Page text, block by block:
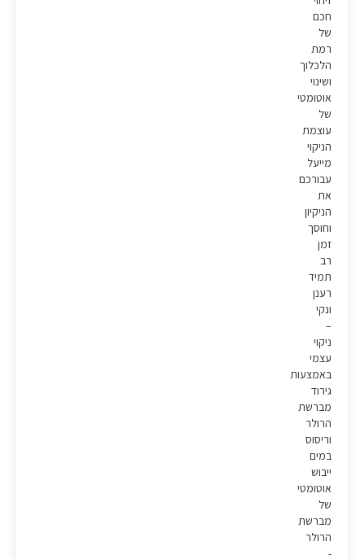
חכם
של
רמת
הלכלוך
ושינוי
אוטומטי
של
עוצמת
הניקוי
מייעל
עבורכם
את
הניקיון
וחוסך
זמן
רב
תמיד
רענן
ונקי
ניקוי
עצמי
באמצעות
גירוד
מברשת
הרולר
וריסוס
במים
ייבוש
אוטומטי
של
מברשת
הרולר